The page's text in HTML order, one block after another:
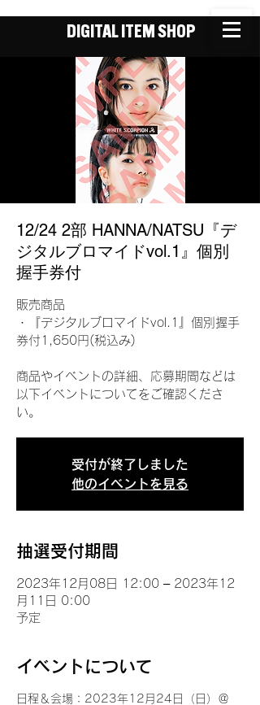
DIGITAL ITEM SHOP
12/24 2部 HANNA/NATSU『デ
ジタルブロマイドvol.1』個別
握手券付
販売商品
・『デジタルブロマイドvol.1』個別握手
券付1,650円(税込み)
商品やイベントの詳細、応募期間などは
以下イベントについてをご確認くださ
い。
受付が終了しました
他のイベントを見る
抽選受付期間
2023年12月08日 12:00 – 2023年12
月11日 0:00
予定
イベントについて
日程＆会場：2023年12月24日（日）＠